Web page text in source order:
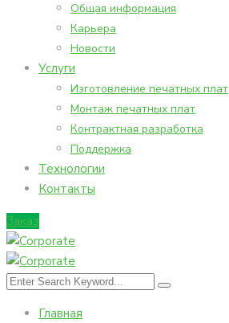
Общая информация
Карьера
Новости
Услуги
Изготовление печатных плат
Монтаж печатных плат
Контрактная разработка
Поддержка
Технологии
Контакты
Заказ
Главная